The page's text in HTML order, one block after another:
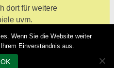
dort für weitere
uvm.
Wenn Sie die Website weiter
Einverständnis aus.
OK